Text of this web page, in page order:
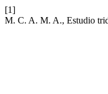
[1]
M. C. A. M. A., Estudio